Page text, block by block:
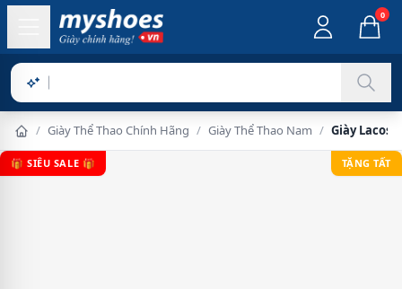
0
Sản phẩm ch
/ Giày Thể Thao Chính Hãng / Giày Thể Thao Nam / Giày
🎁 SIÊU SALE 🎁 TẶNG TẤT